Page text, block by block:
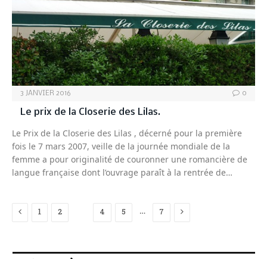
3 JANVIER 2016 0
Le prix de la Closerie des Lilas.
Le Prix de la Closerie des Lilas , décerné pour la première
fois le 7 mars 2007, veille de la journée mondiale de la
femme a pour originalité de couronner une romancière de
langue française dont l’ouvrage paraît à la rentrée de…
Previous
1 2 4 5 … 7 Next